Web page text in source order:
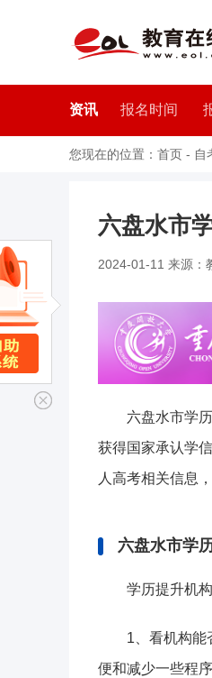
资讯 报名时间
您现在的位置： 首页 - 自
六盘水市
2024-01-11 来源：
六盘水市学
获得国家承认学
人高考相关信息
六盘水市学
学历提升机
1、看机构能
便和减少一些程